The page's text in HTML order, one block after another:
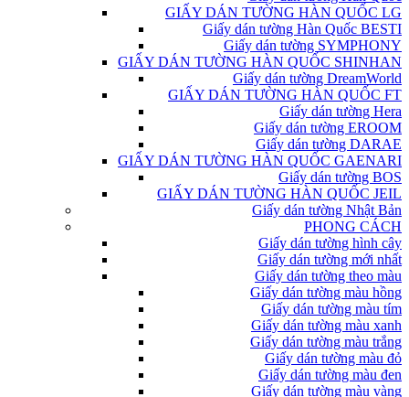
GIẤY DÁN TƯỜNG HÀN QUỐC LG
Giấy dán tường Hàn Quốc BESTI
Giấy dán tường SYMPHONY
GIẤY DÁN TƯỜNG HÀN QUỐC SHINHAN
Giấy dán tường DreamWorld
GIẤY DÁN TƯỜNG HÀN QUỐC FT
Giấy dán tường Hera
Giấy dán tường EROOM
Giấy dán tường DARAE
GIẤY DÁN TƯỜNG HÀN QUỐC GAENARI
Giấy dán tường BOS
GIẤY DÁN TƯỜNG HÀN QUỐC JEIL
Giấy dán tường Nhật Bản
PHONG CÁCH
Giấy dán tường hình cây
Giấy dán tường mới nhất
Giấy dán tường theo màu
Giấy dán tường màu hồng
Giấy dán tường màu tím
Giấy dán tường màu xanh
Giấy dán tường màu trắng
Giấy dán tường màu đỏ
Giấy dán tường màu đen
Giấy dán tường màu vàng